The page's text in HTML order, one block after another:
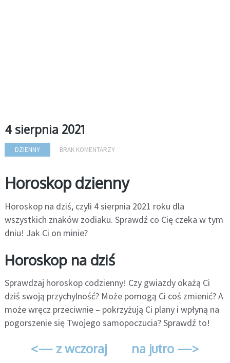
4 sierpnia 2021
DZIENNY BRAK KOMENTARZY
Horoskop dzienny
Horoskop na dziś, czyli 4 sierpnia 2021 roku dla
wszystkich znaków zodiaku. Sprawdź co Cię czeka w tym
dniu! Jak Ci on minie?
Horoskop na dziś
Sprawdzaj horoskop codzienny! Czy gwiazdy okażą Ci
dziś swoją przychylność? Może pomogą Ci coś zmienić? A
może wręcz przeciwnie – pokrzyżują Ci plany i wpłyną na
pogorszenie się Twojego samopoczucia? Sprawdź to!
<— z wczoraj na jutro —>